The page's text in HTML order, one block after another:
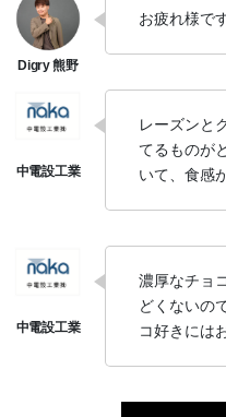
お疲れ様で
レーズンと
てるものが
いて、食感
濃厚なチョ
どくないの
コ好きには